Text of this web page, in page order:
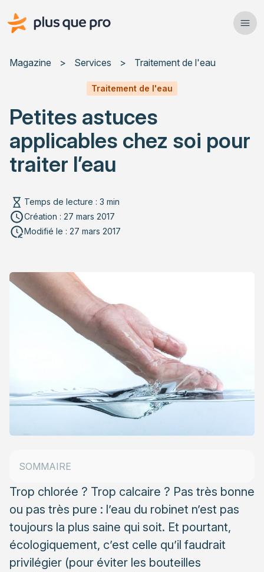
Plus que pro Mag'
Services
Actualités
Rechercher un article
Magazine > Services > Traitement de l'eau
Traitement de l'eau
Petites astuces
applicables chez soi pour
traiter l’eau
Temps de lecture : 3 min
Création : 27 mars 2017
Modifié le : 27 mars 2017
Trop chlorée ? Trop calcaire ? Pas très bonne
ou pas très pure : l’eau du robinet n’est pas
toujours la plus saine qui soit. Et pourtant,
écologiquement, c’est celle qu’il faudrait
privilégier (pour éviter les bouteilles
SOMMAIRE
Laisser l’eau s’aérer pendant 24h
Installez des filtres